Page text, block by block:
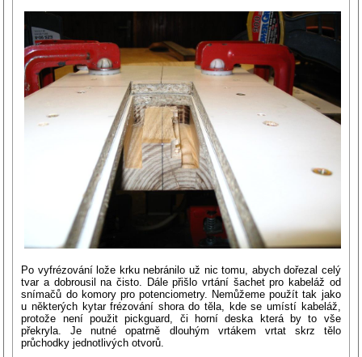
Po vyfrézování lože krku nebránilo už nic tomu, abych dořezal celý
tvar a dobrousil na čisto. Dále přišlo vrtání šachet pro kabeláž od
snímačů do komory pro potenciometry. Nemůžeme použít tak jako
u některých kytar frézování shora do těla, kde se umístí kabeláž,
protože není použit pickguard, či horní deska která by to vše
překryla. Je nutné opatrně dlouhým vrtákem vrtat skrz tělo
průchodky jednotlivých otvorů.